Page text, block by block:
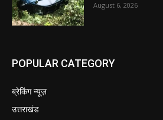
August 6, 2026
POPULAR CATEGORY
ब्रेकिंग न्यूज़
उत्तराखंड